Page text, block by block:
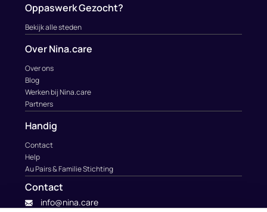
Oppaswerk Gezocht?
Bekijk alle steden
Over Nina.care
Over ons
Blog
Werken bij Nina.care
Partners
Handig
Contact
Help
Au Pairs & Familie Stichting
Contact
info@nina.care